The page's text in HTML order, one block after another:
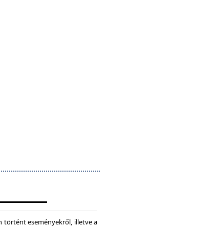
történt eseményekről, illetve a